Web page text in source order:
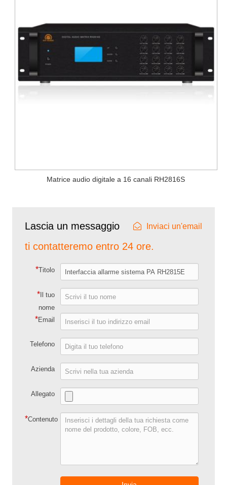
Matrice audio digitale a 16 canali RH2816S
Lascia un messaggio Inviaci un'email
ti contatteremo entro 24 ore.
*Titolo
*Il tuo
nome
*Email
Telefono
Azienda
Allegato
*Contenuto